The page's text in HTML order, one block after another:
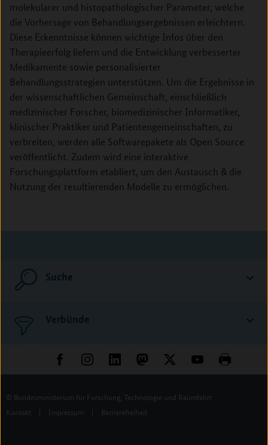
molekularer und histopathologischer Parameter, welche
die Vorhersage von Behandlungsergebnissen erleichtern.
Diese Erkenntnisse können wichtige Infos über den
Therapieerfolg liefern und die Entwicklung verbesserter
Medikamente sowie personalisierter
Behandlungsstrategien unterstützen. Um die Ergebnisse in
der wissenschaftlichen Gemeinschaft, einschließlich
medizinischer Forscher, biomedizinischer Informatiker,
klinischer Praktiker und Patientengemeinschaften, zu
verbreiten, werden alle Softwarepakete als Open Source
veröffentlicht. Zudem wird eine interaktive
Forschungsplattform etabliert, um den Austausch & die
Nutzung der resultierenden Modelle zu ermöglichen.
Suche
Verbünde
© Bundesministerium für Forschung, Technologie und Raumfahrt
Kontakt
| Impressum | Barrierefreiheit